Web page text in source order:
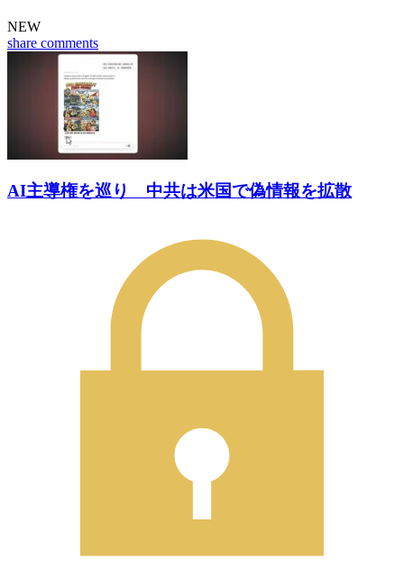
NEW
share comments
AI主導権を巡り 中共は米国で偽情報を拡散